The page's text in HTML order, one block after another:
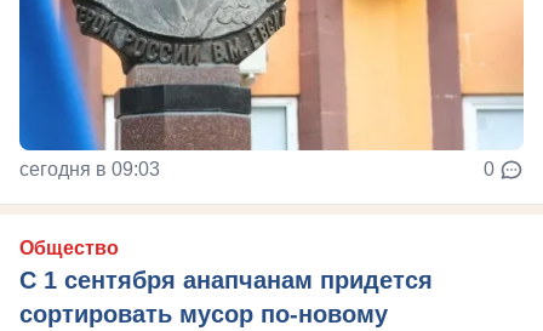
сегодня в 09:03 0
Общество
С 1 сентября анапчанам придется
сортировать мусор по-новому